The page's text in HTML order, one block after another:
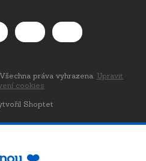
Shoptet
. Všechna práva vyhrazena. Upravit
cookies